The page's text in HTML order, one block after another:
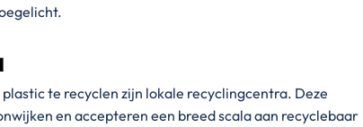
te recyclen zijn lokale recyclingcentra. Deze
en accepteren een breed scala aan recyclebaar